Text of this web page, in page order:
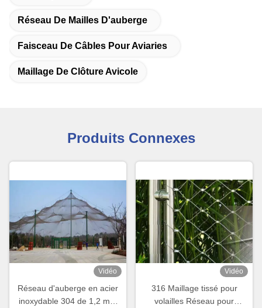
Réseau De Mailles D'auberge
Faisceau De Câbles Pour Aviaries
Maillage De Clôture Avicole
Produits Connexes
Vidéo
Réseau d'auberge en acier
inoxydable 304 de 1,2 mm
Vidéo
316 Maillage tissé pour
volailles Réseau pour